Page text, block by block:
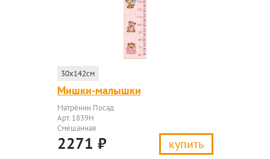
30x142см
Мишки-малышки
Матрёнин Посад
Арт. 1839Н
Смешанная
2271 ₽ купить